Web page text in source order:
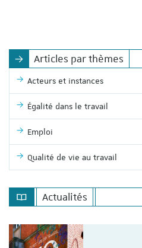
Articles par thèmes
Acteurs et instances
Égalité dans le travail
Emploi
Qualité de vie au travail
Actualités